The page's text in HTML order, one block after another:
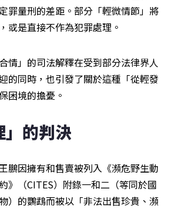
罪量刑的差距。部分「輕微情節」將
或是直接不作為犯罪處理。
情」的司法解釋在受到部分法律界人
的同時，也引發了關於這種「從輕發
困境的擔憂。
」的判決
鵬因擁有和售賣被列入《瀕危野生動
》（CITES）附錄一和二（等同於國
）的鸚鵡而被以「非法出售珍貴、瀕